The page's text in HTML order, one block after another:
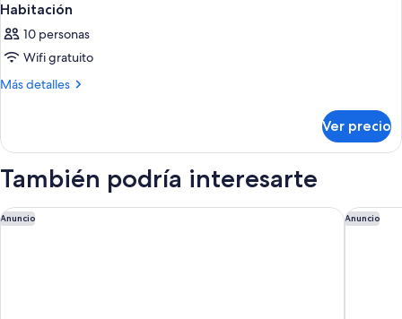
Habitación
10 personas
Wifi gratuito
Más detalles
Más
Ver precio
También podría interesarte
Anuncio
La Tiara di Cervo Anuncio